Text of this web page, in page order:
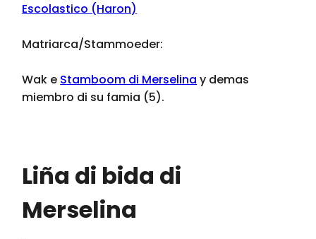
Escolastico (Haron)
Matriarca/Stammoeder:
Wak e Stamboom di Merselina y demas
miembro di su famia (5).
Liña di bida di
Merselina